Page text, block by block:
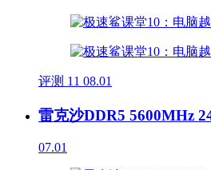
评测 11 08.01
雷克沙DDR5 5600MHz
07.01